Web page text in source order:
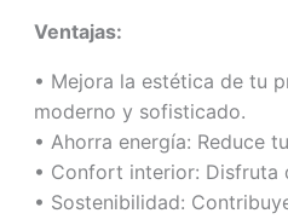
Ventajas:
• Mejora la estética de tu
moderno y sofisticado.
• Ahorra energía: Reduce
• Confort interior: Disfruta
• Sostenibilidad: